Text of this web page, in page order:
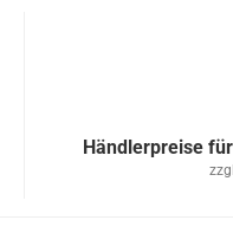
Händlerpreise